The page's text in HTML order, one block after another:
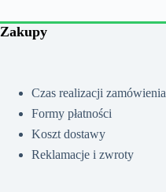
Zakupy
Czas realizacji zamówienia
Formy płatności
Koszt dostawy
Reklamacje i zwroty